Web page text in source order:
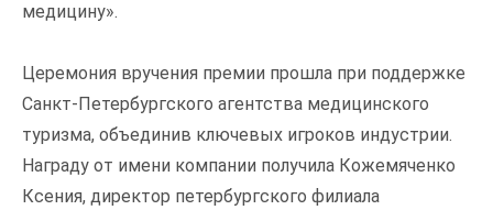
медицину».
Церемония вручения премии прошла при поддержке
Санкт-Петербургского агентства медицинского
туризма, объединив ключевых игроков индустрии.
Награду от имени компании получила Кожемяченко
Ксения, директор петербургского филиала